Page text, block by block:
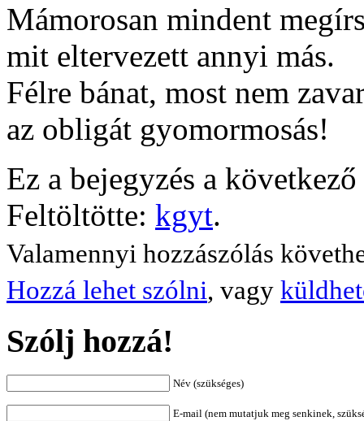
Mámorosan mindent
mit eltervezett annyi más.
Félre bánat, most nem
az obligát gyomormosás!
Ez a bejegyzés a
Feltöltötte: kgyt.
Valamennyi hozzászólás
Hozzá lehet szólni, vagy
Szólj hozzá!
Név (szükséges)
E-mail (nem mutatjuk meg senkinek,